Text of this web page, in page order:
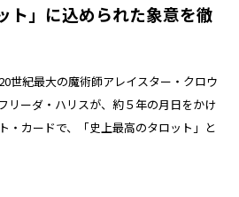
ト」に込められた象意を徹
世紀最大の魔術師アレイスター・クロウ
リーダ・ハリスが、約５年の月日をかけ
・カードで、「史上最高のタロット」と
。